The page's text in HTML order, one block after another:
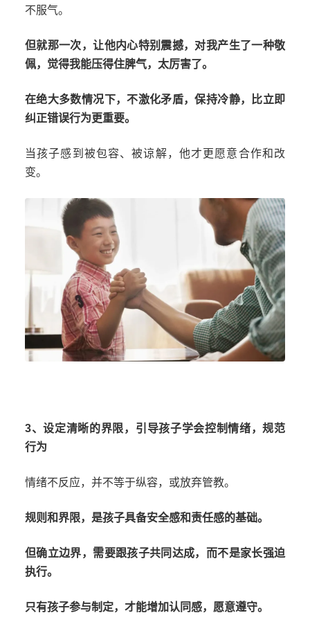
不服气。
但就那一次，让他内心特别震撼，对我产生了一种敬
佩，觉得我能压得住脾气，太厉害了。
在绝大多数情况下，不激化矛盾，保持冷静，比立即
纠正错误行为更重要。
当孩子感到被包容、被谅解，他才更愿意合作和改
变。
3、设定清晰的界限，引导孩子学会控制情绪，规范
行为
情绪不反应，并不等于纵容，或放弃管教。
规则和界限，是孩子具备安全感和责任感的基础。
但确立边界，需要跟孩子共同达成，而不是家长强迫
执行。
只有孩子参与制定，才能增加认同感，愿意遵守。